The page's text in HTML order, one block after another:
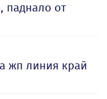
паднало от
жп линия край